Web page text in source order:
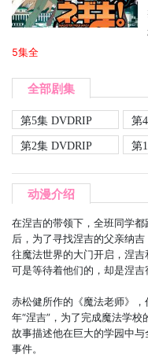
5集全
全部剧集
第5集 DVDRIP 第
第2集 DVDRIP
第
动漫介绍
在涅吉的带领下，全班同学
后，为了寻找涅吉的父亲纳
往魔法世界的大门开启，涅吉
可是等待着他们的，却是涅
赤松健所作的《魔法老师》
年“涅吉”，为了完成魔法学校
故事描述他在巨大的学园中
事件。